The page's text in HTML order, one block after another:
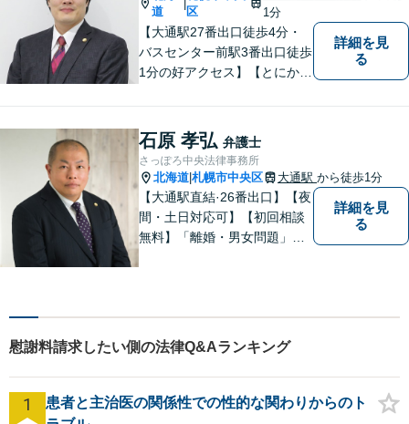
にご連絡ください。
道
区
1分
【大通駅27番出口徒歩4分・
バスセンター前駅3番出口徒歩
1分の好アクセス】【とにかく
り】【相談だけでお悩みを解
決することもよくあります】
法律だけにとらわれず、依頼
者にとってベストな解決方法
を一緒に考えていきます。
詳細を見
る
石原 孝弘 弁護士
さっぽろ中央法律事務所
北海道 札幌市中央区 大通駅 から徒歩1分
【大通駅直結·26番出口】【夜
間・土日対応可】【初回相談
無料】「離婚・男女問題」
い、解決までの道筋を示しま
す。
詳細を見
る
慰謝料請求したい側の法律Q&Aランキング
1
患者と主治医の関係性での性的な関わりからのト